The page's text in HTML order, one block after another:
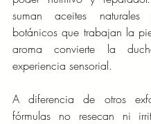
suman aceites naturales
botánicos que trabajan la
aroma convierte la
experiencia sensorial.
A diferencia de otros
fórmulas no resecan ni